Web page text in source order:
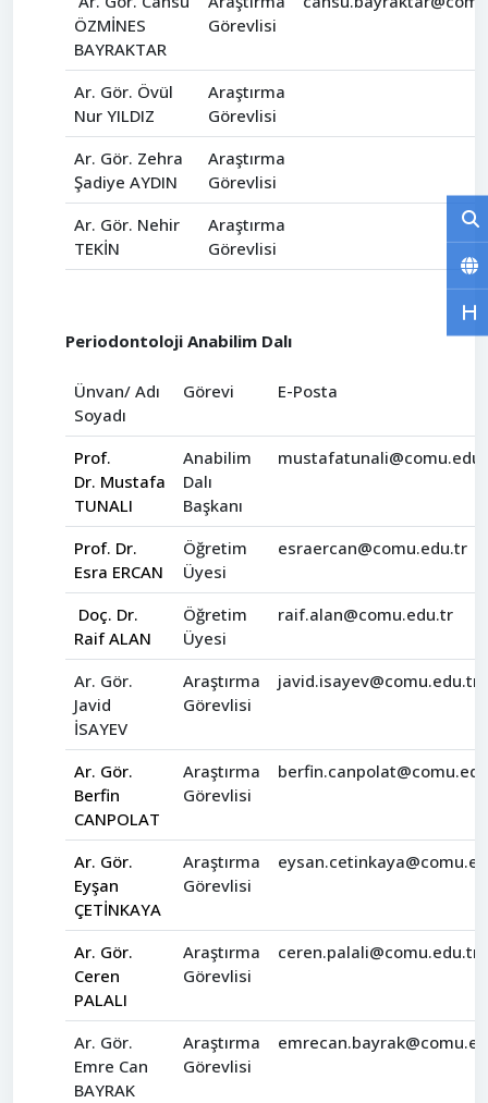
ÖZMİNES
BAYRAKTAR
Görevlisi
Ar. Gör. Övül
Nur YILDIZ
Araştırma
Görevlisi
Ar. Gör. Zehra
Şadiye AYDIN
Araştırma
Görevlisi
Ar. Gör. Nehir
TEKİN
Araştırma
Görevlisi
Periodontoloji Anabilim Dalı
Ünvan/ Adı
Soyadı
Görevi E-Posta
Prof.
Dr. Mustafa
TUNALI
Anabilim
Dalı
Başkanı
Prof. Dr.
Esra ERCAN
Öğretim
Üyesi
esraercan@comu.edu.tr
Doç. Dr.
Raif ALAN
Öğretim
Üyesi
raif.alan@comu.edu.tr
Ar. Gör.
Javid
İSAYEV
Araştırma
Görevlisi
javid.isayev@comu.edu.tr
Ar. Gör.
Berfin
CANPOLAT
Araştırma
Görevlisi
Ar. Gör.
Eyşan
ÇETİNKAYA
Araştırma
Görevlisi
Ar. Gör.
Ceren
PALALI
Araştırma
Görevlisi
ceren.palali@comu.edu.tr
Ar. Gör.
Emre Can
BAYRAK
Araştırma
Görevlisi